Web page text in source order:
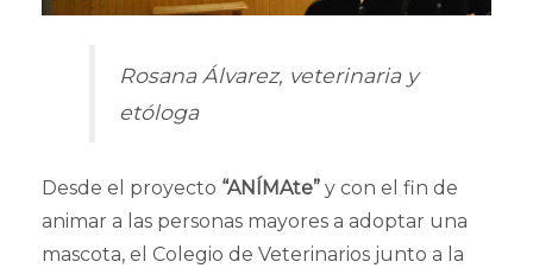
Rosana Álvarez, veterinaria y
etóloga
Desde el proyecto “ANÍMAte” y con el fin de
animar a las personas mayores a adoptar una
mascota, el Colegio de Veterinarios junto a la